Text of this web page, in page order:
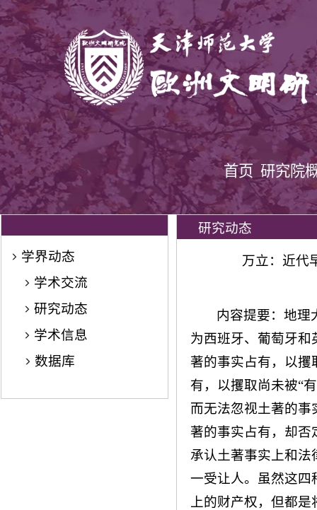
首页 研究院
学界动态
学术交流
研究动态
学术信息
数据库
研究动态
万立：近代
内容提要：地理
为西班牙、葡萄牙和
著的事实占有，以攫
有，以攫取尚未被“
而无法忽视土著的事
著的事实占有，却否
承认土著事实上和
一受让人。虽然这四
上的财产权，但都